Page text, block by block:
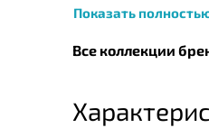
турецких и
изначальный вид
Показать
Все коллекции